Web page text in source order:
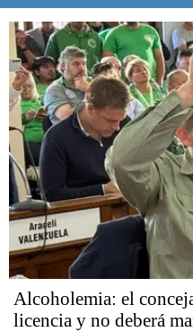
Alcoholemia: el
licencia y no deberá